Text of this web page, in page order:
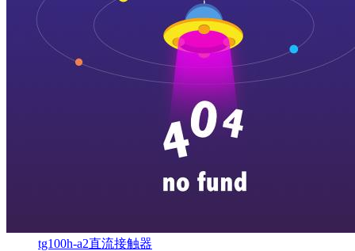
tg100h-a2直流接触器